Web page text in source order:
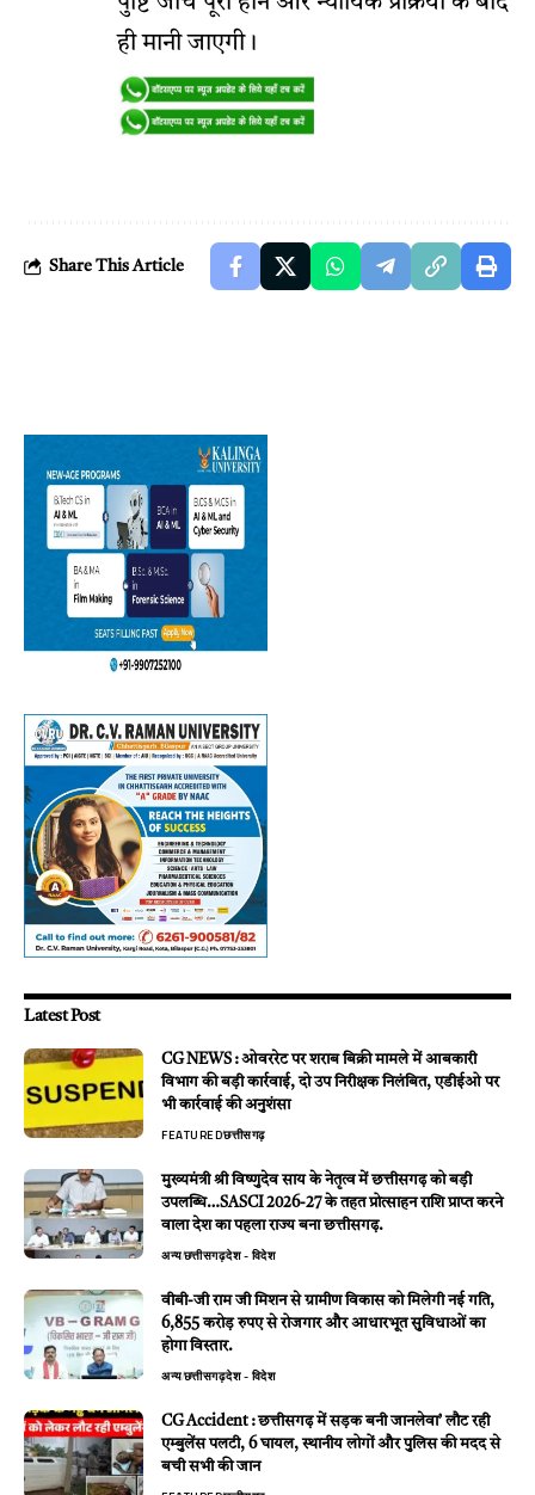
ही मानी जाएगी।
Share This Article
Latest Post
CG NEWS : ओवररेट पर शराब बिक्री मामले में आबकारी
विभाग की बड़ी कार्रवाई, दो उप निरीक्षक निलंबित, एडीईओ पर
भी कार्रवाई की अनुशंसा
FEATUREDछत्तीसगढ़
मुख्यमंत्री श्री विष्णुदेव साय के नेतृत्व में छत्तीसगढ़ को बड़ी
उपलब्धि…SASCI 2026-27 के तहत प्रोत्साहन राशि प्राप्त करने
वाला देश का पहला राज्य बना छत्तीसगढ़.
अन्यछत्तीसगढ़देश - विदेश
वीबी-जी राम जी मिशन से ग्रामीण विकास को मिलेगी नई गति,
6,855 करोड़ रुपए से रोजगार और आधारभूत सुविधाओं का
होगा विस्तार.
अन्यछत्तीसगढ़देश - विदेश
CG Accident : छत्तीसगढ़ में सड़क बनी जानलेवा’ लौट रही
एम्बुलेंस पलटी, 6 घायल, स्थानीय लोगों और पुलिस की मदद से
बची सभी की जान